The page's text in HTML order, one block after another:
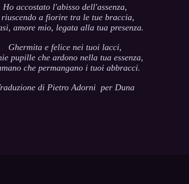
Ho accostato l'abisso dell'assenza,
riuscendo a fiorire tra le tue braccia,
amore mio, legata alla tua presenza.
Ghermita e felice nei tuoi lacci,
pupille che ardono nella tua essenza,
che permangano i tuoi abbracci.
di Pietro Adorni per Duna